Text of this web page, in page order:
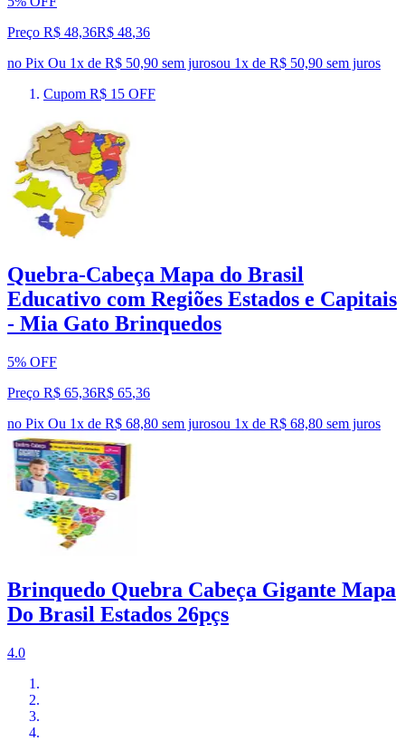
Preço R$ 48,36R$ 48,36
no Pix Ou 1x de R$ 50,90 sem jurosou 1x de R$ 50,90 sem juros
Cupom R$ 15 OFF
Quebra-Cabeça Mapa do Brasil
Educativo com Regiões Estados e Capitais
- Mia Gato Brinquedos
5% OFF
Preço R$ 65,36R$ 65,36
no Pix Ou 1x de R$ 68,80 sem jurosou 1x de R$ 68,80 sem juros
Brinquedo Quebra Cabeça Gigante Mapa
Do Brasil Estados 26pçs
4.0